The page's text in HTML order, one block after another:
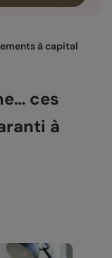
à capital
ces
à